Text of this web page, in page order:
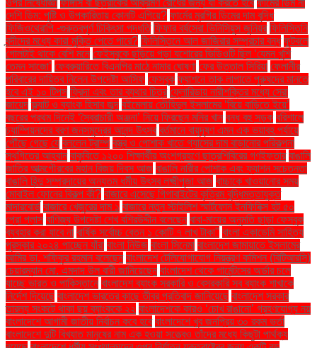
দেশি ডিম: পুষ্টি ও উপকারিতায় কোনটি এগিয়ে? ফার্মের মুরগির ডিমের দাম বৃদ্ধি
ফিজিওথেরাপি -গুরুত্বপূর্ণ চিকিৎসা পদ্ধতি ফিফার বর্ষসেরা ভিনিসিয়ুস জুনিয়র ফিলিস্তিনি
বন্দীদের মধ্যে কারা মুক্তি পেতে পারে? ফিলিস্তিনে আল জাজিরার সম্প্রচার বন্ধ ফুটবলে
গোলটাই থাকে বেশি মনে ফেইসবুকে ছড়িয়ে পড়া যশোরের ভিডিওটি ছিল ‘যেমন খুশি
তেমন সাজো’ ফেব্রুয়ারিতে বিএনপির মাঠে নামার ঘোষণা ফের উত্তাল সিরিয়া ফেলানীর
পরিবারের দায়িত্ব নিলেন উপদেষ্টা আসিফ ফেসবুক ফ্যাশনে তাক লাগাতে পুরুষদের মানতে
হবে এই ১০ টিপস ফ্রিদা এবং তার ব্যথার চিত্র ফ্লোরিডায় নারীশক্তির মধ্যে সেরা
জায়েদ ফ্ল্যাট ও ব্যাংক হিসাব জব্দ বইমেলায় তৌহিদুল ইসলামের ‘বিয়ে বাড়িতে ইয়ে’
বছরের প্রথম দিনেই ‘স্বৈরাচারী অঞ্জনা’ নিয়ে ফিরছেন মনির খান বন্ধ বহু সড়ক বরিশালে
চ্যাম্পিয়নদের বরণ জনসমুদ্রের আনন্দ উৎসব বর্তমানে বায়ুদূষণ এমন এক ভয়াবহ পর্যায়ে
পৌঁছে গেছে যে বললেন ট্রাম্প বস্ত্র ও পোশাক খাতে গ্যাসের দাম বাড়ানোর পরিকল্পনা
স্থগিতের আহ্বান বাকৃবিতে ১২০০ শিক্ষার্থীর অংশগ্রহণে ছাত্রশিবিরের গণইফতার বাঙালি
জাতির আত্মগৌরবের মহান বিজয় দিবস আজ বাঙালি নারীর পোশাক এবং ফ্যাশন সচেতনতা
বাঙালি হিন্দু সম্প্রদায়ের অন্যতম ধর্মীয় উৎসব লক্ষ্মীপূজা আজ বাচ্চাকে খাওয়ানোর সময়
মোবাইল ফোনের বিকল্প কী? বাজারে এসেছে গিগাবাইটের কৃত্রিম বুদ্ধিমত্তাযুক্ত
মাদারবোর্ড বাজারে খেজুরের দাম ১ বাজারে নতুন স্টাইলিশ স্মার্টফোন ইনফিনিক্স হট ৫০
প্রো প্লাস বাণিজ্য উপদেষ্টা শেখ বশিরউদ্দীন বলেছেন বাবা-মায়ের অনুমতি ছাড়া ফেসবুক
ব্যবহার করা যাবে না বার্ষিক সর্বোচ্চ বেতন ১ কোটি ৭ লাখ টাকা" বাংলা একাডেমি সাহিত্য
পুরস্কার ২০২৪ পাচ্ছেন যাঁরা বাংলা নিউজ বাংলা সিনেমা বাংলাদেশ জামায়াতে ইসলামের
আমির ডা. শফিকুর রহমান বলেছেন বাংলাদেশ টেলিযোগাযোগ নিয়ন্ত্রণ কমিশন (বিটিআরসি)
চেয়ারম্যান মো. এমদাদ উল বারী জানিয়েছেন বাংলাদেশ থেকে গার্মেন্টসের অর্ডার চলে
যাচ্ছে ভারত ও পাকিস্তানে বাংলাদেশ ব্যাংক সরকারি ও বেসরকারি সব ব্যাংক শাখাকে
নির্দেশ দিয়েছে বাংলাদেশ ভারতের কাছে তীব্র প্রতিবাদ জানিয়েছে বাংলাদেশ সরকার
তারল্য সংকটে থাকা ছয় ব্যাংককে ২২ বাংলাদেশকে কারও ‘চোখ রাঙানো’ গ্রহণযোগ্য নয়
বাংলাদেশে আগামী জাতীয় নির্বাচন কবে হবে বাংলাদেশে খুব জনপ্রিয় ৩০ রকম ভর্তা
বাংলাদেশে দুটি বিখ্যাত মানুষের নাম এক হওয়া সত্ত্বেও তাঁদের মধ্যে কিছুটা পার্থক্য